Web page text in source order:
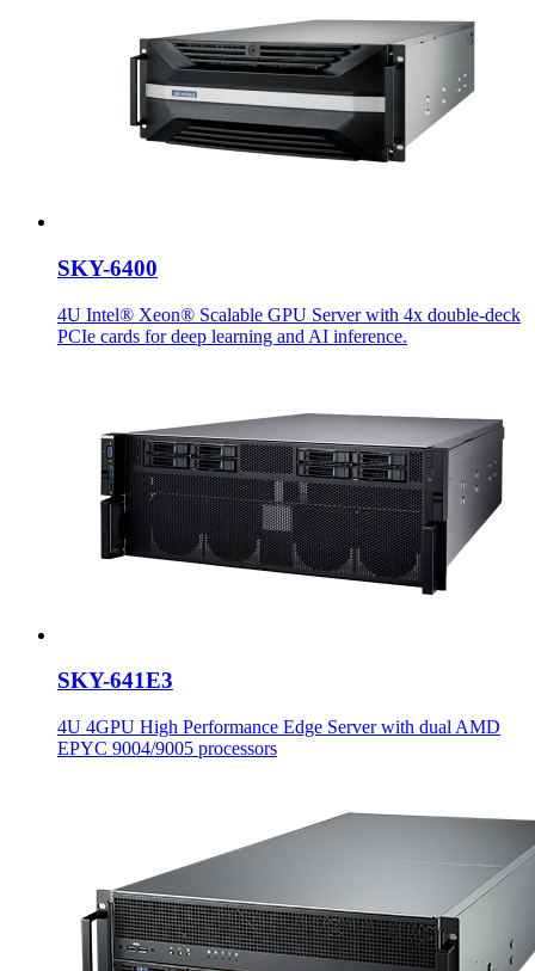
SKY-6400
4U Intel® Xeon® Scalable GPU Server with 4x double-deck
PCIe cards for deep learning and AI inference.
SKY-641E3
4U 4GPU High Performance Edge Server with dual AMD
EPYC 9004/9005 processors